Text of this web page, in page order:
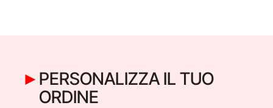
PERSONALIZZA IL TUO
ORDINE